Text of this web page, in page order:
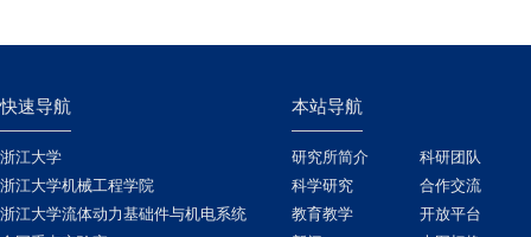
快速导航
浙江大学
浙江大学机械工程学院
浙江大学流体动力基础件与机电系统
本站导航
研究所简介
科研团队
科学研究
合作交流
教育教学
开放平台